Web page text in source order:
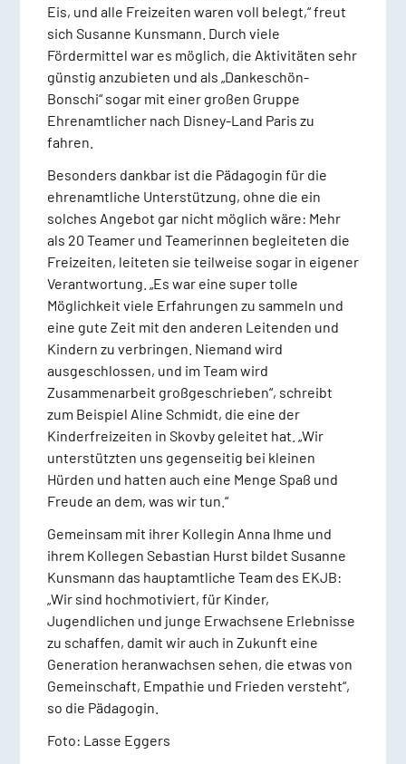
Eis, und alle Freizeiten waren voll belegt,“ freut
sich Susanne Kunsmann. Durch viele
Fördermittel war es möglich, die Aktivitäten sehr
günstig anzubieten und als „Dankeschön-
Bonschi“ sogar mit einer großen Gruppe
Ehrenamtlicher nach Disney-Land Paris zu
fahren.
Besonders dankbar ist die Pädagogin für die
ehrenamtliche Unterstützung, ohne die ein
solches Angebot gar nicht möglich wäre: Mehr
als 20 Teamer und Teamerinnen begleiteten die
Freizeiten, leiteten sie teilweise sogar in eigener
Verantwortung. „Es war eine super tolle
Möglichkeit viele Erfahrungen zu sammeln und
eine gute Zeit mit den anderen Leitenden und
Kindern zu verbringen. Niemand wird
ausgeschlossen, und im Team wird
Zusammenarbeit großgeschrieben“, schreibt
zum Beispiel Aline Schmidt, die eine der
Kinderfreizeiten in Skovby geleitet hat. „Wir
unterstützten uns gegenseitig bei kleinen
Hürden und hatten auch eine Menge Spaß und
Freude an dem, was wir tun.“
Gemeinsam mit ihrer Kollegin Anna Ihme und
ihrem Kollegen Sebastian Hurst bildet Susanne
Kunsmann das hauptamtliche Team des EKJB:
„Wir sind hochmotiviert, für Kinder,
Jugendlichen und junge Erwachsene Erlebnisse
zu schaffen, damit wir auch in Zukunft eine
Generation heranwachsen sehen, die etwas von
Gemeinschaft, Empathie und Frieden versteht“,
so die Pädagogin.
Foto: Lasse Eggers